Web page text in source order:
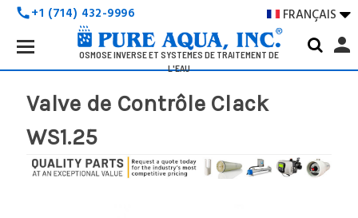
call+1 (714) 432-9996 FRANÇAIS 
OSMOSE INVERSE ET SYSTÈMES DE TRAITEMENT DE
L'EAU
Search
Keyword:
person
Valve de Contrôle Clack
WS1.25